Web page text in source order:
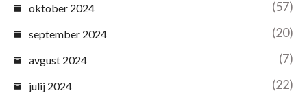
oktober 2024 (57)
september 2024 (20)
avgust 2024 (7)
julij 2024 (22)